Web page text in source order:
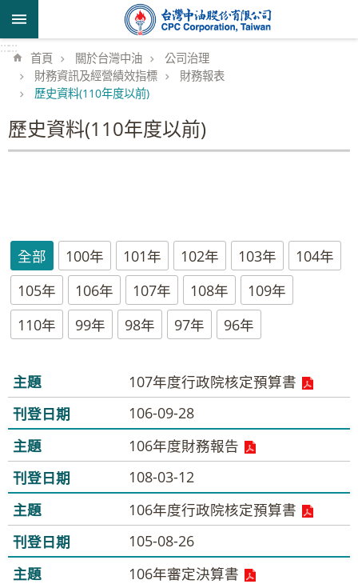
跳到主要內容區塊
::::::
首頁 關於台灣中油
公司治理
財務資訊及經營績效指標
財務報表
歷史資料(110年度以前)
歷史資料(110年度以前)
全部 100年 101年 102年 103年
104年
105年
106年 107年 108年
109年
110年
99年 98年 97年 96年
107年度行政院核定預算書
106-09-28
106年度財務報告
108-03-12
106年度行政院核定預算書
105-08-26
106年審定決算書